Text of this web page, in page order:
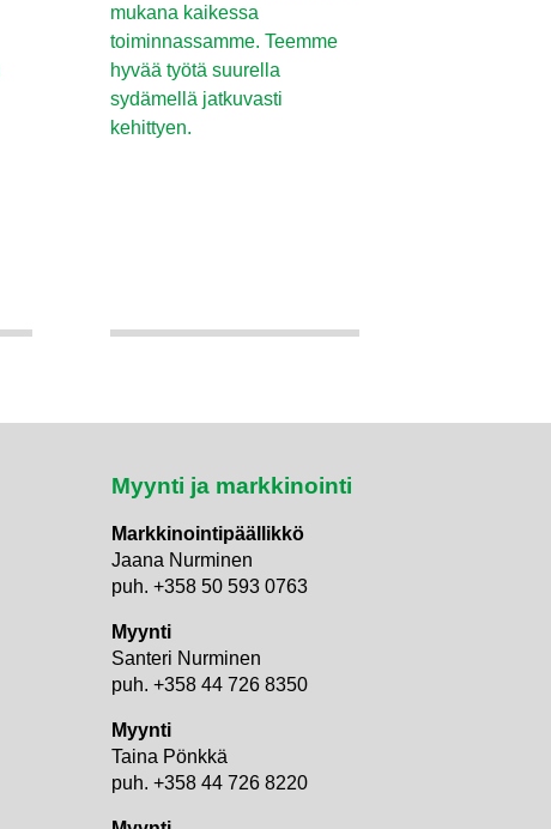
mukana kaikessa
toiminnassamme. Teemme
hyvää työtä suurella
sydämellä jatkuvasti
kehittyen.
Myynti ja markkinointi
Markkinointipäällikkö
Jaana Nurminen
puh. +358 50 593 0763
Myynti
Santeri Nurminen
puh. +358 44 726 8350
Myynti
Taina Pönkkä
puh. +358 44 726 8220